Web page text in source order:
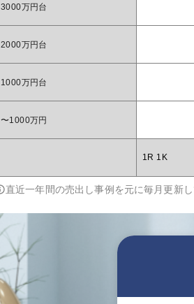
3000万円台
2000万円台
1000万円台
〜1000万円
1R 1K
直近一年間の売出し事例を元に毎月更新